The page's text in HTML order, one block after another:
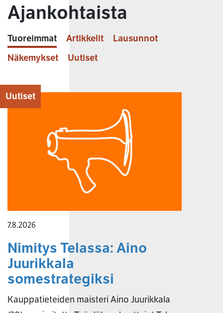
Ajankohtaista
Tuoreimmat Artikkelit
Lausunnot
Näkemykset
Uutiset
Uutiset
7.8.2026
Nimitys Telassa: Aino
Juurikkala
somestrategiksi
Kauppatieteiden maisteri Aino Juurikkala